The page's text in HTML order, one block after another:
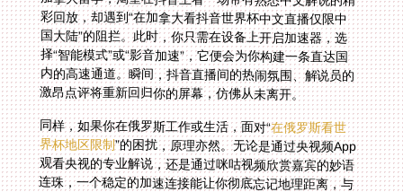
激昂点评将重新回归你的屏幕，仿佛从未离开。
同样，如果你在俄罗斯工作或生活，面对“在俄罗斯看世
界杯地区限制”的困扰，原理亦然。无论是通过央视频App
观看央视的专业解说，还是通过咪咕视频欣赏嘉宾的妙语
连珠，一个稳定的加速连接能让你彻底忘记地理距离，与